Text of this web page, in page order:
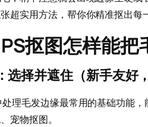
超实用方法，帮你你精准抠出每
抠图怎样能把
选择并遮住（新手友好
处理毛发边缘最常用的基础功能
宠物抠图。